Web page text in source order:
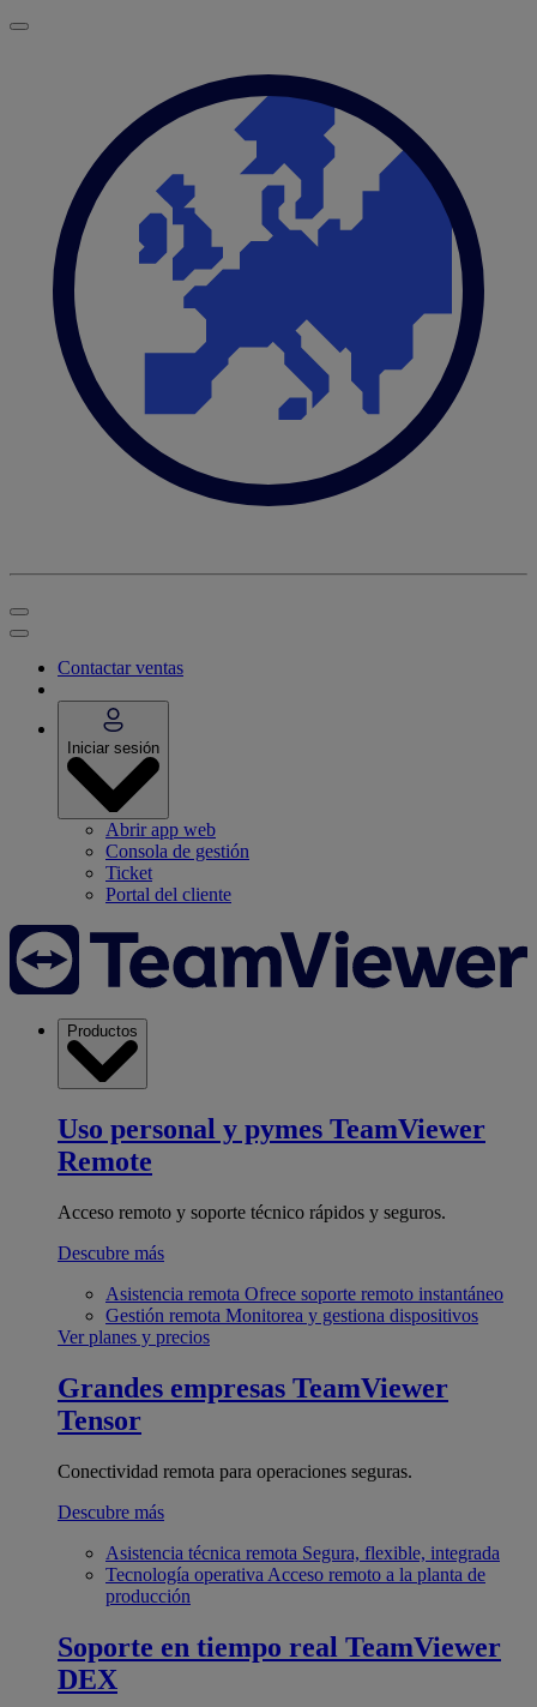
Contactar ventas
Iniciar sesión
Abrir app web
Consola de gestión
Ticket
Portal del cliente
Productos
Uso personal y pymes TeamViewer
Remote
Acceso remoto y soporte técnico rápidos y seguros.
Descubre más
Asistencia remota Ofrece soporte remoto instantáneo
Gestión remota Monitorea y gestiona dispositivos
Ver planes y precios
Grandes empresas TeamViewer
Tensor
Conectividad remota para operaciones seguras.
Descubre más
Asistencia técnica remota Segura, flexible, integrada
Tecnología operativa Acceso remoto a la planta de
producción
Soporte en tiempo real TeamViewer
DEX